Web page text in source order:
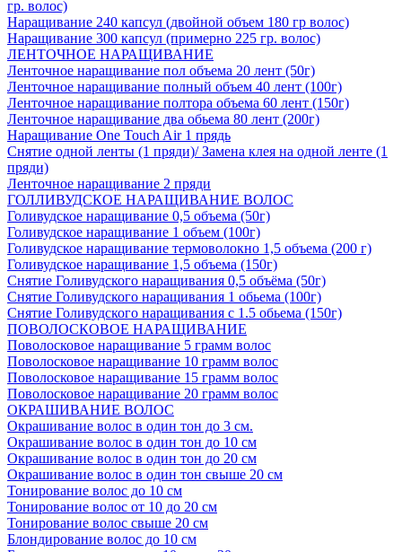
гр. волос)
Наращивание 240 капсул (двойной объем 180 гр волос)
Наращивание 300 капсул (примерно 225 гр. волос)
ЛЕНТОЧНОЕ НАРАЩИВАНИЕ
Ленточное наращивание пол объема 20 лент (50г)
Ленточное наращивание полный объем 40 лент (100г)
Ленточное наращивание полтора объема 60 лент (150г)
Ленточное наращивание два обьема 80 лент (200г)
Наращивание One Touch Air 1 прядь
Снятие одной ленты (1 пряди)/ Замена клея на одной ленте (1
пряди)
Ленточное наращивание 2 пряди
ГОЛЛИВУДСКОЕ НАРАЩИВАНИЕ ВОЛОС
Голивудское наращивание 0,5 объема (50г)
Голивудское наращивание 1 объем (100г)
Голивудское наращивание термоволокно 1,5 объема (200 г)
Голивудское наращивание 1,5 объема (150г)
Снятие Голивудского наращивания 0,5 объёма (50г)
Снятие Голивудского наращивания 1 обьема (100г)
Снятие Голивудского наращивания с 1.5 обьема (150г)
ПОВОЛОСКОВОЕ НАРАЩИВАНИЕ
Поволосковое наращивание 5 грамм волос
Поволосковое наращивание 10 грамм волос
Поволосковое наращивание 15 грамм волос
Поволосковое наращивание 20 грамм волос
ОКРАШИВАНИЕ ВОЛОС
Окрашивание волос в один тон до 3 см.
Окрашивание волос в один тон до 10 см
Окрашивание волос в один тон до 20 см
Окрашивание волос в один тон свыше 20 см
Тонирование волос до 10 см
Тонирование волос от 10 до 20 см
Тонирование волос свыше 20 см
Блондирование волос до 10 см